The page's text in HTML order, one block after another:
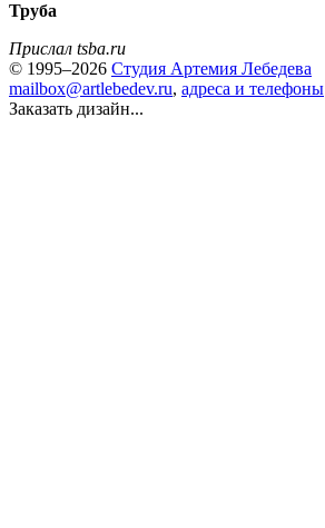
Труба
Прислал tsba.ru
© 1995–2026 Студия Артемия Лебедева
mailbox@artlebedev.ru, адреса и телефоны
Заказать дизайн...